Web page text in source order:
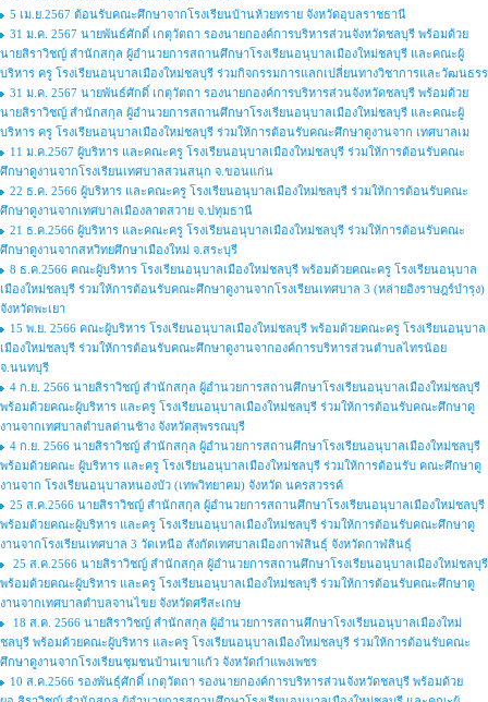
5 เม.ย.2567 ต้อนรับคณะศึกษาจากโรงเรียนบ้านห้วยทราย จังหวัดอุบลราชธานี
31 ม.ค. 2567 นายพันธ์ศักดิ์ เกตุวัตถา รองนายกองค์การบริหารส่วนจังหวัดชลบุรี พร้อมด้วย
นายสิราวิชญ์ สำนักสกุล ผู้อำนวยการสถานศึกษาโรงเรียนอนุบาลเมืองใหม่ชลบุรี และคณะผู้
บริหาร ครู โรงเรียนอนุบาลเมืองใหม่ชลบุรี ร่วมกิจกรรมการแลกเปลี่ยนทางวิชาการและวัฒนธรร
31 ม.ค. 2567 นายพันธ์ศักดิ์ เกตุวัตถา รองนายกองค์การบริหารส่วนจังหวัดชลบุรี พร้อมด้วย
นายสิราวิชญ์ สำนักสกุล ผู้อำนวยการสถานศึกษาโรงเรียนอนุบาลเมืองใหม่ชลบุรี และคณะผู้
บริหาร ครู โรงเรียนอนุบาลเมืองใหม่ชลบุรี ร่วมให้การต้อนรับคณะศึกษาดูงานจาก เทศบาลเม
11 ม.ค.2567 ผู้บริหาร และคณะครู โรงเรียนอนุบาลเมืองใหม่ชลบุรี ร่วมให้การต้อนรับคณะ
ศึกษาดูงานจากโรงเรียนเทศบาลสวนสนุก จ.ขอนแก่น
22 ธ.ค. 2566 ผู้บริหาร และคณะครู โรงเรียนอนุบาลเมืองใหม่ชลบุรี ร่วมให้การต้อนรับคณะ
ศึกษาดูงานจากเทศบาลเมืองลาดสวาย จ.ปทุมธานี
21 ธ.ค.2566 ผู้บริหาร และคณะครู โรงเรียนอนุบาลเมืองใหม่ชลบุรี ร่วมให้การต้อนรับคณะ
ศึกษาดูงานจากสหวิทยศึกษาเมืองใหม่ จ.สระบุรี
8 ธ.ค.2566 คณะผู้บริหาร โรงเรียนอนุบาลเมืองใหม่ชลบุรี พร้อมด้วยคณะครู โรงเรียนอนุบาล
เมืองใหม่ชลบุรี ร่วมให้การต้อนรับคณะศึกษาดูงานจากโรงเรียนเทศบาล 3 (หล่ายอิงราษฎร์บำรุง)
จังหวัดพะเยา
15 พ.ย. 2566 คณะผู้บริหาร โรงเรียนอนุบาลเมืองใหม่ชลบุรี พร้อมด้วยคณะครู โรงเรียนอนุบาล
เมืองใหม่ชลบุรี ร่วมให้การต้อนรับคณะศึกษาดูงานจากองค์การบริหารส่วนตำบลไทรน้อย
จ.นนทบุรี
4 ก.ย. 2566 นายสิราวิชญ์ สำนักสกุล ผู้อำนวยการสถานศึกษาโรงเรียนอนุบาลเมืองใหม่ชลบุรี
พร้อมด้วยคณะผู้บริหาร และครู โรงเรียนอนุบาลเมืองใหม่ชลบุรี ร่วมให้การต้อนรับคณะศึกษาดู
งานจากเทศบาลตำบลด่านช้าง จังหวัดสุพรรณบุรี
4 ก.ย. 2566 นายสิราวิชญ์ สำนักสกุล ผู้อำนวยการสถานศึกษาโรงเรียนอนุบาลเมืองใหม่ชลบุรี
พร้อมด้วยคณะ ผู้บริหาร และครู โรงเรียนอนุบาลเมืองใหม่ชลบุรี ร่วมให้การต้อนรับ คณะศึกษาดู
งานจาก โรงเรียนอนุบาลหนองบัว (เทพวิทยาคม) จังหวัด นครสวรรค์
25 ส.ค.2566 นายสิราวิชญ์ สำนักสกุล ผู้อำนวยการสถานศึกษาโรงเรียนอนุบาลเมืองใหม่ชลบุรี
พร้อมด้วยคณะผู้บริหาร และครู โรงเรียนอนุบาลเมืองใหม่ชลบุรี ร่วมให้การต้อนรับคณะศึกษาดู
งานจากโรงเรียนเทศบาล 3 วัดเหนือ สังกัดเทศบาลเมืองกาฬสินธุ์ จังหวัดกาฬสินธุ์
25 ส.ค.2566 นายสิราวิชญ์ สำนักสกุล ผู้อำนวยการสถานศึกษาโรงเรียนอนุบาลเมืองใหม่ชลบุรี
พร้อมด้วยคณะผู้บริหาร และครู โรงเรียนอนุบาลเมืองใหม่ชลบุรี ร่วมให้การต้อนรับคณะศึกษาดู
งานจากเทศบาลตำบลจานไขย จังหวัดศรีสะเกษ
18 ส.ค. 2566 นายสิราวิชญ์ สำนักสกุล ผู้อำนวยการสถานศึกษาโรงเรียนอนุบาลเมืองใหม่
ชลบุรี พร้อมด้วยคณะผู้บริหาร และครู โรงเรียนอนุบาลเมืองใหม่ชลบุรี ร่วมให้การต้อนรับคณะ
ศึกษาดูงานจากโรงเรียนชุมชนบ้านเขาแก้ว จังหวัดกำแพงเพชร
10 ส.ค.2566 รองพันธ์ุศักดิ์ เกตุวัตถา รองนายกองค์การบริหารส่วนจังหวัดชลบุรี พร้อมด้วย